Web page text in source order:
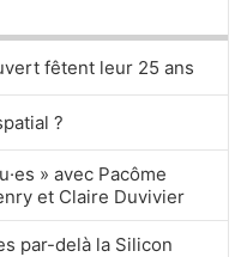
fêtent leur 25 ans
?
» avec Pacôme
et Claire Duvivier
par-delà la Silicon